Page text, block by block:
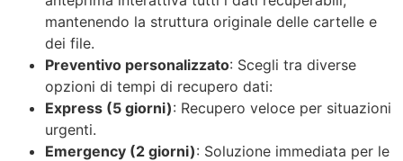
mantenendo la struttura originale delle cartelle e
dei file.
Preventivo personalizzato: Scegli tra diverse
opzioni di tempi di recupero dati:
Express (5 giorni): Recupero veloce per situazioni
urgenti.
Emergency (2 giorni): Soluzione immediata per le